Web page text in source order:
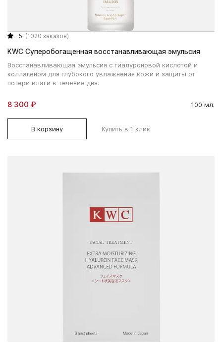
5 (1020 заказов)
KWC Суперобогащенная восстанавливающая эмульсия
Восстанавливающая эмульсия с гиалуроновой кислотой и
коллагеном для глубокого увлажнения кожи и защиты от
потери влаги в течение дня.
8 300 ₽ 100 мл.
В корзину Купить в 1 клик